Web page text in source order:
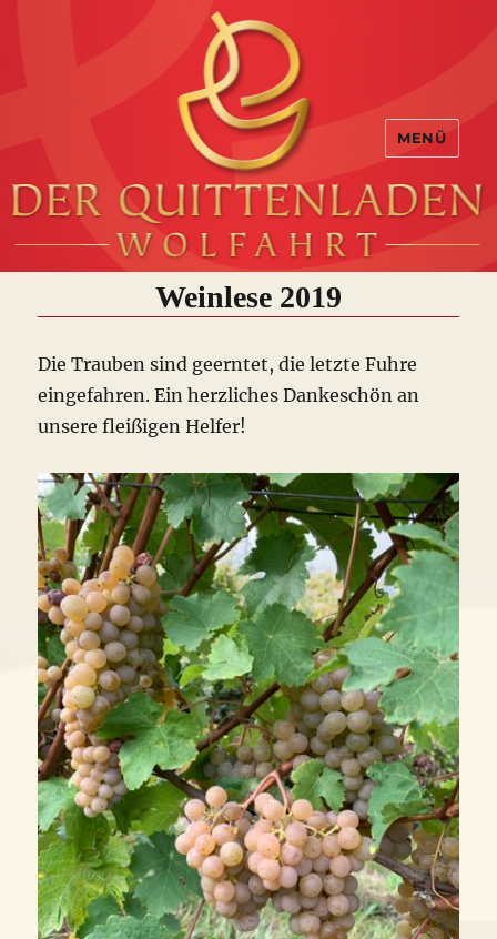
MENÜ
Weinlese 2019
Die Trauben sind geerntet, die letzte Fuhre
eingefahren. Ein herzliches Dankeschön an
unsere fleißigen Helfer!